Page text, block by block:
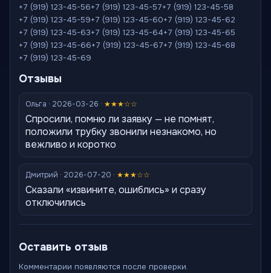
+7 (919) 123-45-56+7 (919) 123-45-57+7 (919) 123-45-58
+7 (919) 123-45-59+7 (919) 123-45-60+7 (919) 123-45-62
+7 (919) 123-45-63+7 (919) 123-45-64+7 (919) 123-45-65
+7 (919) 123-45-66+7 (919) 123-45-67+7 (919) 123-45-68
+7 (919) 123-45-69
Отзывы
Ольга · 2026-03-26 · ★★★☆☆
Спросили, помню ли заявку — не помнят,
положили трубку звонили незнакомо, но
вежливо и коротко
Дмитрий · 2026-07-20 · ★★★☆☆
Сказали «извините, ошиблись» и сразу
отключились
Оставить отзыв
Комментарии появляются после проверки.